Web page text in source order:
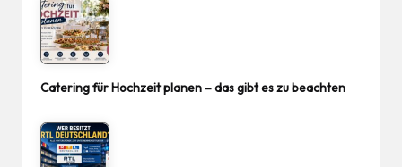
Catering für Hochzeit planen – das gibt es zu beachten